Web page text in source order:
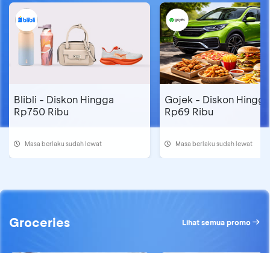
Blibli - Diskon Hingga
Rp750 Ribu
Masa berlaku sudah lewat
Gojek - Diskon Hingga
Rp69 Ribu
Masa berlaku sudah lewat
Groceries Lihat semua promo